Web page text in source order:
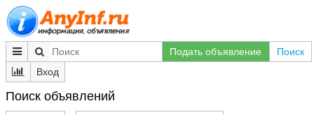
Подать объявление
Поиск
Вход
Поиск объявлений